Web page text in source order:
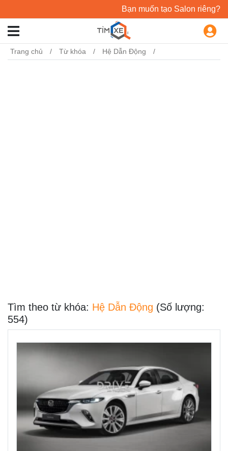
Bạn muốn tạo Salon riêng?
Trang chủ Từ khóa Hệ Dẫn Động
Tìm theo từ khóa: Hệ Dẫn Động (Số lượng:
554)